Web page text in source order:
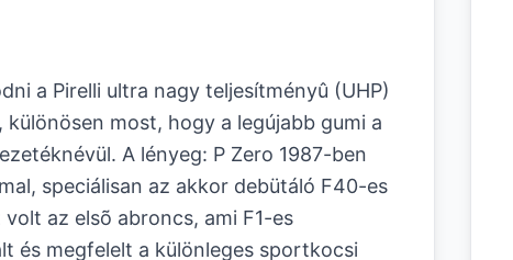
a Pirelli ultra nagy teljesítményû (UHP)
különösen most, hogy a legújabb gumi a
A lényeg: P Zero 1987-ben
speciálisan az akkor debütáló F40-es
az elsõ abroncs, ami F1-es
és megfelelt a különleges sportkocsi